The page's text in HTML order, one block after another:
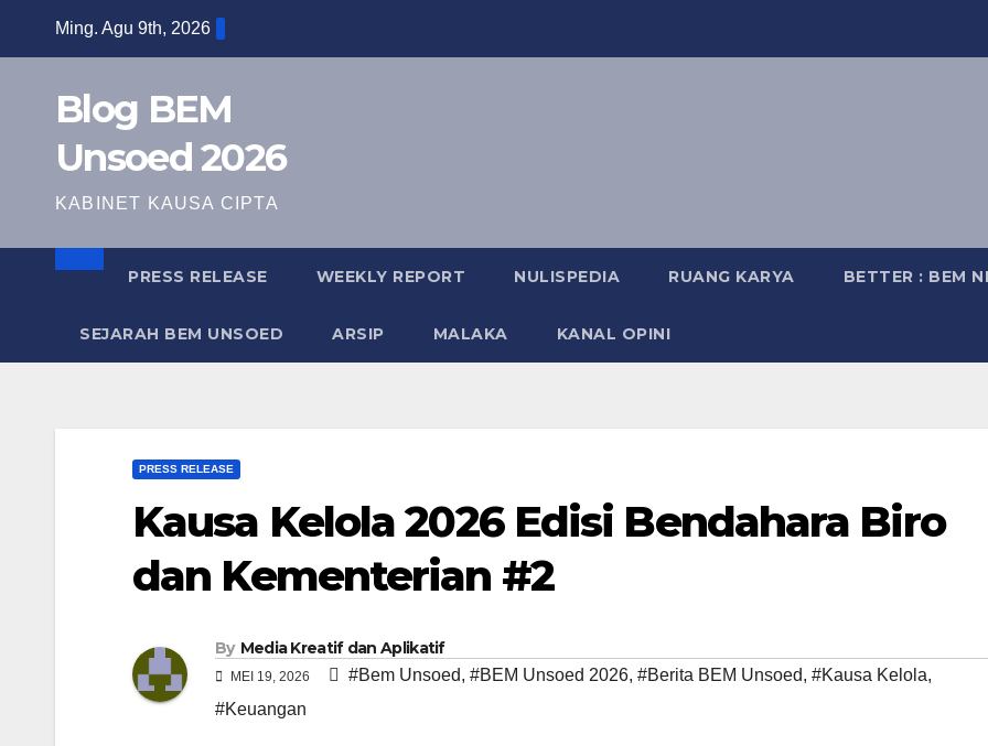
Ming. Agu 9th, 2026
Blog BEM
Unsoed 2026
KABINET KAUSA CIPTA
PRESS RELEASE WEEKLY REPORT NULISPEDIA RUANG KARYA BETTER : BEM
SEJARAH BEM UNSOED ARSIP MALAKA KANAL OPINI
PRESS RELEASE
Kausa Kelola 2026 Edisi Bendahara Biro
dan Kementerian #2
By Media Kreatif dan Aplikatif
MEI 19, 2026 #Bem Unsoed, #BEM Unsoed 2026, #Berita BEM Unsoed, #Kausa Kelola,
#Keuangan